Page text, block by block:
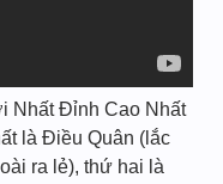
Nhất Đỉnh Cao Nhất
là Điều Quân (lắc
ra lẻ), thứ hai là